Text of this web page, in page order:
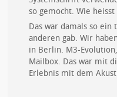
so gemocht. Wie
Das war damals so ein
anderen gab. Wir
in Berlin. M3-
Mailbox. Das war mit
Erlebnis mit dem